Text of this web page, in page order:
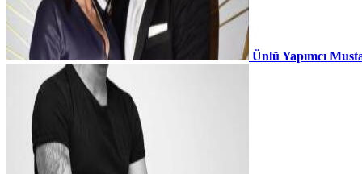
Ünlü Yapımcı